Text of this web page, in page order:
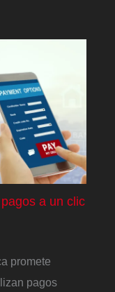
a un clic
promete
pagos